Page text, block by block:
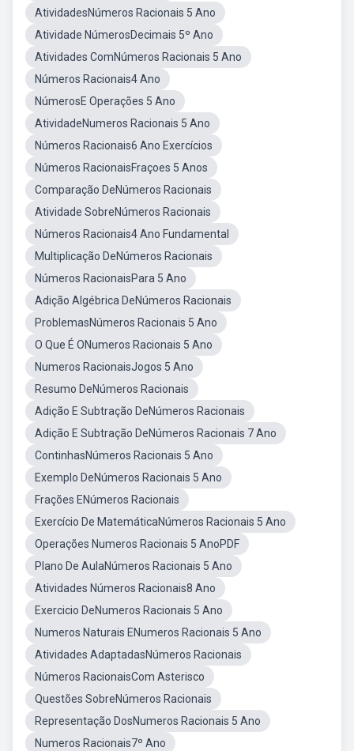
AtividadesNúmeros Racionais 5 Ano
Atividade NúmerosDecimais 5º Ano
Atividades ComNúmeros Racionais 5 Ano
Números Racionais4 Ano
NúmerosE Operações 5 Ano
AtividadeNumeros Racionais 5 Ano
Números Racionais6 Ano Exercícios
Números RacionaisFraçoes 5 Anos
Comparação DeNúmeros Racionais
Atividade SobreNúmeros Racionais
Números Racionais4 Ano Fundamental
Multiplicação DeNúmeros Racionais
Números RacionaisPara 5 Ano
Adição Algébrica DeNúmeros Racionais
ProblemasNúmeros Racionais 5 Ano
O Que É ONumeros Racionais 5 Ano
Numeros RacionaisJogos 5 Ano
Resumo DeNúmeros Racionais
Adição E Subtração DeNúmeros Racionais
Adição E Subtração DeNúmeros Racionais 7 Ano
ContinhasNúmeros Racionais 5 Ano
Exemplo DeNúmeros Racionais 5 Ano
Frações ENúmeros Racionais
Exercício De MatemáticaNúmeros Racionais 5 Ano
Operações Numeros Racionais 5 AnoPDF
Plano De AulaNúmeros Racionais 5 Ano
Atividades Números Racionais8 Ano
Exercicio DeNumeros Racionais 5 Ano
Numeros Naturais ENumeros Racionais 5 Ano
Atividades AdaptadasNúmeros Racionais
Números RacionaisCom Asterisco
Questões SobreNúmeros Racionais
Representação DosNumeros Racionais 5 Ano
Numeros Racionais7º Ano